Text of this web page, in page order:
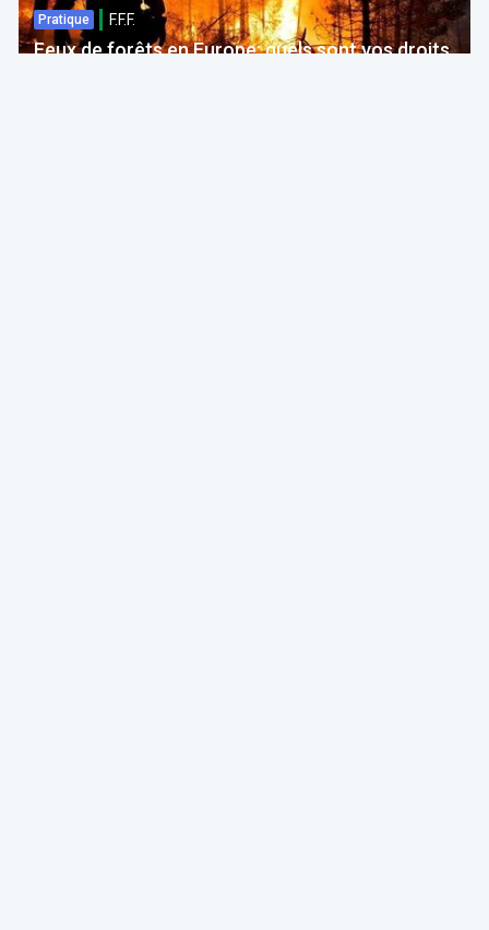
Pratique F.F.F.
Feux de forêts en Europe: quels sont vos droits